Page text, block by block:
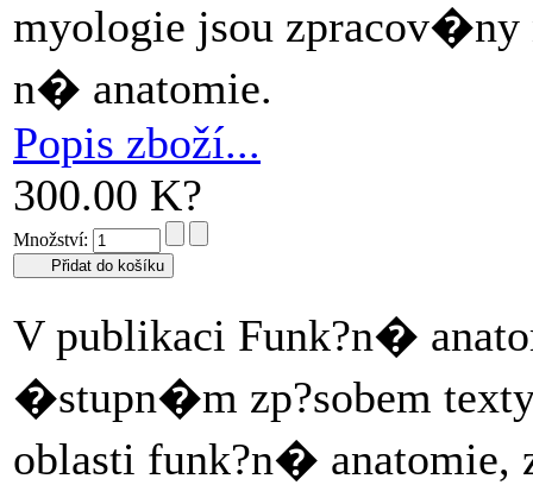
myologie jsou
n� anatomie.
Popis zboží...
300.00 K?
Množství:
V publikaci Funk?n�
�stupn�m zp?sobem
oblasti funk?n�